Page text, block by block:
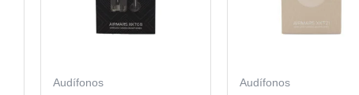
Audífonos Audífonos